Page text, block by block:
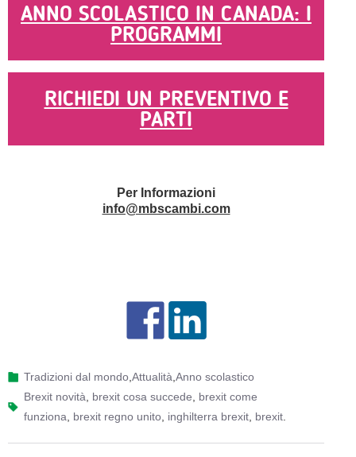
ANNO SCOLASTICO IN CANADA: I
PROGRAMMI
RICHIEDI UN PREVENTIVO E
PARTI
Per Informazioni
info@mbscambi.com
Tradizioni dal mondo Attualità Anno scolastico
brexit novità
brexit cosa succede
brexit come
funziona
brexit regno unito inghilterra brexit brexit